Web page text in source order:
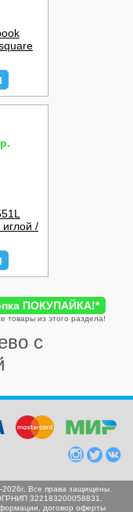
/
ПОКУПАЙКА!*
товары из этого раздела!
с
2026г. Все права защищены.
322183200058831.
, договор оферты